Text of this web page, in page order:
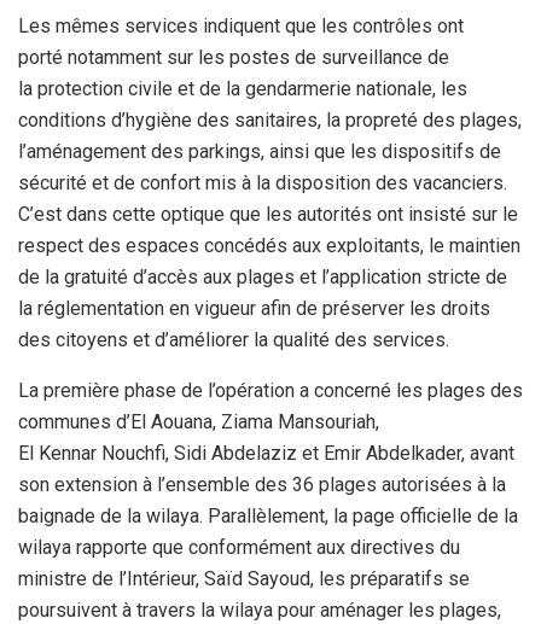
Les mêmes services indiquent que les contrôles ont
porté notamment sur les postes de surveillance de
la protection civile et de la gendarmerie nationale, les
conditions d’hygiène des sanitaires, la propreté des plages,
l’aménagement des parkings, ainsi que les dispositifs de
sécurité et de confort mis à la disposition des vacanciers.
C’est dans cette optique que les autorités ont insisté sur le
respect des espaces concédés aux exploitants, le maintien
de la gratuité d’accès aux plages et l’application stricte de
la réglementation en vigueur afin de préserver les droits
des citoyens et d’améliorer la qualité des services.
La première phase de l’opération a concerné les plages des
communes d’El Aouana, Ziama Mansouriah,
El Kennar Nouchfi, Sidi Abdelaziz et Emir Abdelkader, avant
son extension à l’ensemble des 36 plages autorisées à la
baignade de la wilaya. Parallèlement, la page officielle de la
wilaya rapporte que conformément aux directives du
ministre de l’Intérieur, Saïd Sayoud, les préparatifs se
poursuivent à travers la wilaya pour aménager les plages,